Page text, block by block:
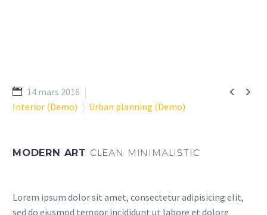
 
14 mars 2016
Interior (Demo)
Urban planning (Demo)
MODERN ART CLEAN MINIMALISTIC
Lorem ipsum dolor sit amet, consectetur adipisicing elit,
sed do eiusmod tempor incididunt ut labore et dolore